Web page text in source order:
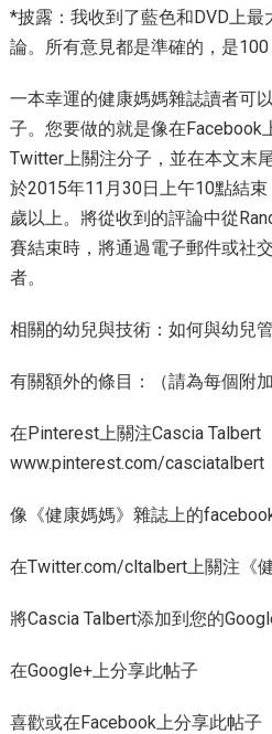
*披露：我收到了藍色和DVD上
論。所有意見都是準確的，是100
一本幸運的健康媽媽雜誌讀者可
子。您要做的就是像在Facebook
Twitter上關注分子，並在本文末
於2015年11月30日上午10點結
歲以上。將從收到的評論中從
賽結束時，將通過電子郵件或社
者。
相關的幼兒與技術：如何與幼兒
有關額外的條目：（請為每個附
在Pinterest上關注Cascia Talbert
www.pinterest.com/casciatalbert
像《健康媽媽》雜誌上的
在Twitter.com/cltalbert上關注《
將Cascia Talbert添加到您的
在Google+上分享此帖子
喜歡或在Facebook上分享此帖子